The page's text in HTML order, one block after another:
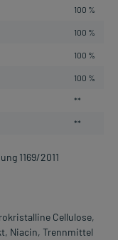
100 %
100 %
100 %
100 %
**
**
1169/2011
Cellulose,
Niacin, Trennmittel